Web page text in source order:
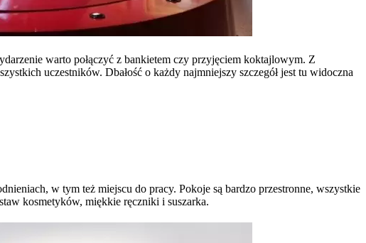
warto połączyć z bankietem czy przyjęciem koktajlowym. Z
uczestników. Dbałość o każdy najmniejszy szczegół jest tu widoczna
w tym też miejscu do pracy. Pokoje są bardzo przestronne, wszystkie
kosmetyków, miękkie ręczniki i suszarka.